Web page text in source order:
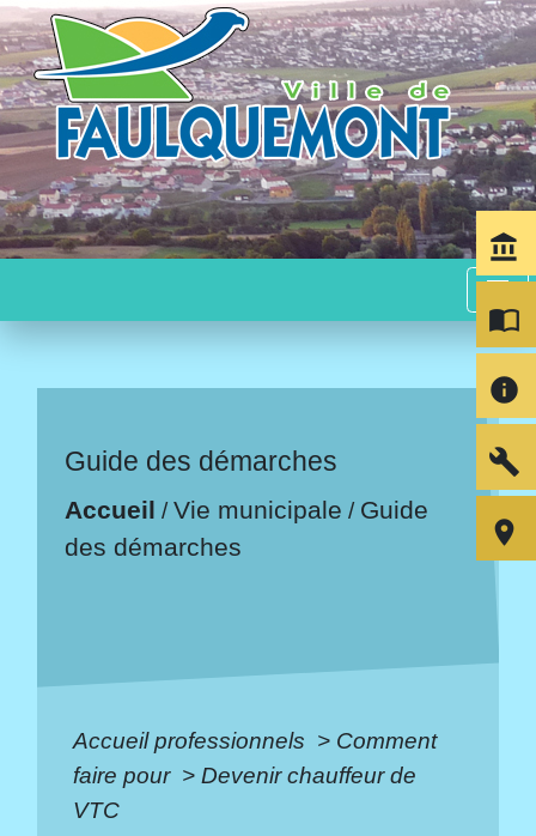
menu
Guide des démarches
Accueil /Vie municipale / Guide
des démarches
Accueil professionnels > Comment
faire pour > Devenir chauffeur de
VTC
account_balance
import_contacts
info
build
room